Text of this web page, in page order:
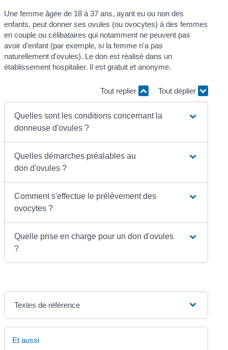
Une femme âgée de 18 à 37 ans, ayant eu ou non des
enfants, peut donner ses ovules (ou ovocytes) à des femmes
en couple ou célibataires qui notamment ne peuvent pas
avoir d'enfant (par exemple, si la femme n'a pas
naturellement d'ovules). Le don est réalisé dans un
établissement hospitalier. Il est gratuit et anonyme.
Tout replier Tout déplier
Quelles sont les conditions concernant la
donneuse d'ovules ?
Quelles démarches préalables au
don d'ovules ?
Comment s'effectue le prélèvement des
ovocytes ?
Quelle prise en charge pour un don d'ovules
?
Textes de référence
Et aussi